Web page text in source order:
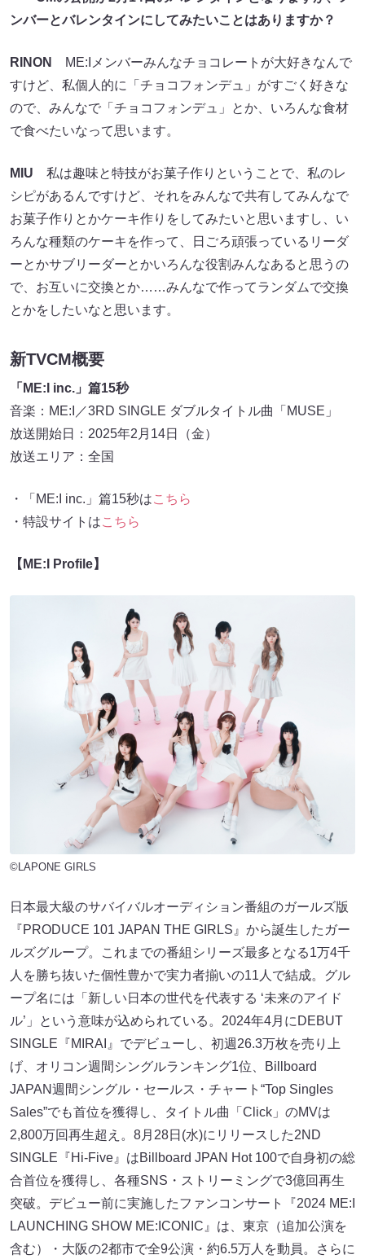
ンバーとバレンタインにしてみたいことはありますか？
RINON
ME:Iメンバーみんなチョコレートが大好きなんで
すけど、私個人的に「チョコフォンデュ」がすごく好きな
ので、みんなで「チョコフォンデュ」とか、いろんな食材
で食べたいなって思います。
MIU 私は趣味と特技がお菓子作りということで、私のレ
シピがあるんですけど、それをみんなで共有してみんなで
お菓子作りとかケーキ作りをしてみたいと思いますし、い
ろんな種類のケーキを作って、日ごろ頑張っているリーダ
ーとかサブリーダーとかいろんな役割みんなあると思うの
で、お互いに交換とか……みんなで作ってランダムで交換
とかをしたいなと思います。
新TVCM概要
「ME:I inc.」篇15秒
音楽：ME:I／3RD SINGLE ダブルタイトル曲「MUSE」
放送開始日：2025年2月14日（金）
放送エリア：全国
・「ME:I inc.」篇15秒はこちら
・特設サイトはこちら
【ME:I Profile】
©LAPONE GIRLS
日本最大級のサバイバルオーディション番組のガールズ版
『PRODUCE 101 JAPAN THE GIRLS』から誕生したガー
ルズグループ。これまでの番組シリーズ最多となる1万4千
人を勝ち抜いた個性豊かで実力者揃いの11人で結成。グル
ープ名には「新しい日本の世代を代表する ‘未来のアイド
ル’」という意味が込められている。2024年4月にDEBUT
SINGLE『MIRAI』でデビューし、初週26.3万枚を売り上
げ、オリコン週間シングルランキング1位、Billboard
JAPAN週間シングル・セールス・チャート“Top Singles
Sales”でも首位を獲得し、タイトル曲「Click」のMVは
2,800万回再生超え。8月28日(水)にリリースした2ND
SINGLE『Hi-Five』はBillboard JPAN Hot 100で自身初の総
合首位を獲得し、各種SNS・ストリーミングで3億回再生
突破。デビュー前に実施したファンコンサート『2024 ME:I
LAUNCHING SHOW ME:ICONIC』は、東京（追加公演を
含む）・大阪の2都市で全9公演・約6.5万人を動員。さらに